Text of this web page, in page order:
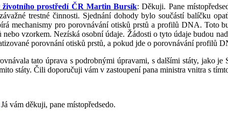
životního prostředí ČR Martin Bursík: Děkuji. Pane
trestné činnosti. Sjednání dohody bylo součástí balíčku
mechanismy pro porovnávání otisků prstů a profilů DNA. Toto
vzorkem. Nezíská osobní údaje. Žádosti o tyto údaje budou
porovnání otisků prstů, a pokud jde o porovnávání profilů
tato úprava s podrobnými úpravami, s dalšími státy, jako
státy. Čili doporučuji vám v zastoupení pana ministra vnitra s
Já vám děkuji, pane místopředsedo.